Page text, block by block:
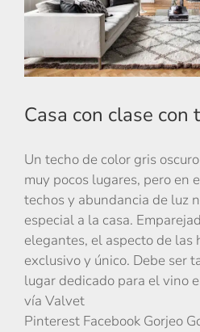
Casa con clase con
Un techo de color gris
muy pocos lugares, pero en
techos y abundancia de luz
especial a la casa.
elegantes, el aspecto de las
exclusivo y único. Debe ser
lugar dedicado para el vino
vía Valvet
Pinterest Facebook Gorjeo